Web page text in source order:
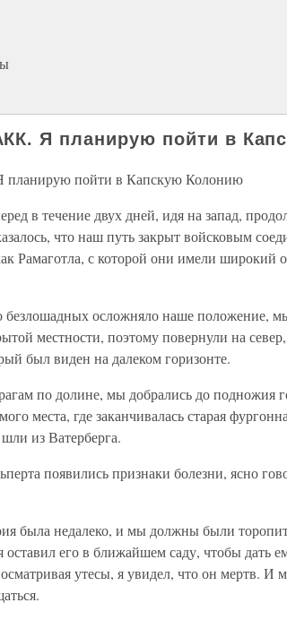
Я планирую пойти в
пойти в Капскую Колонию
в течение двух дней, идя на запад,
что наш путь закрыт войсковым
Рамаготла, с которой они имели широкий
безлошадных осложняло наше положение,
местности, поэтому повернули на
был виден на далеком горизонте.
по долине, мы добрались до подножия
места, где заканчивалась старая
из Ватерберга.
появились признаки болезни, ясно
была недалеко, и мы должны были
оставил его в ближайшем саду, чтобы дать
утесы, я увидел, что он мертв. И